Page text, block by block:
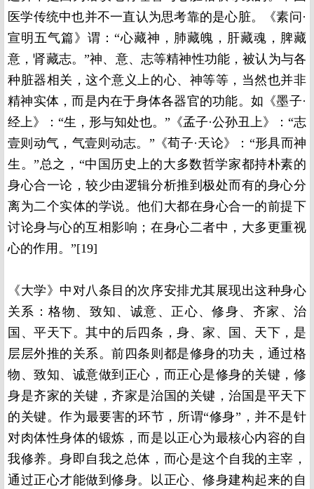
医学传统中也并不一直认为思考靠的是心脏。《素问·
宣明五气篇》谓：“心藏神，肺藏魄，肝藏魂，脾藏
意，肾藏志。”神、意、志等精神性功能，被认为与各
种脏器相关，这个意义上的心、神等等，当然也并非
精神实体，而是内在于身体各器官的功能。如《墨子·
经上》：“生，形与知处也。”《孟子·公孙丑上》：“志
壹则动气，气壹则动志。”《荀子·天论》：“形具而神
生。”总之，“中国历史上的大多数哲学家都持朴素的
身心合一论，较少由逻辑分析推到极处而有的身心分
离为二个实体的学说。他们大都在身心合一的前提下
讨论身与心的互相影响；在身心二者中，大多更重视
心的作用。”[19]
《大学》中对八条目的次序安排尤其展现出这种身心
关系：格物、致知、诚意、正心、修身、齐家、治
国、平天下。其中的后四条，身、家、国、天下，是
层层外推的关系。前四条则都是修身的功夫，通过格
物、致知、诚意做到正心，而正心是修身的关键，修
身是齐家的关键，齐家是治国的关键，治国是平天下
的关键。作为最要害的环节，所谓“修身”，并不是针
对肉体性身体的锻炼，而是以正心为最核心内容的自
我修养。身即自我之总体，而心是这个自我的主宰，
通过正心才能做到修身。以正心、修身建构起来的自